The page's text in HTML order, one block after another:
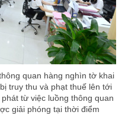
quan hàng nghìn tờ khai
truy thu và phạt thuế lên tới
từ việc luồng thông quan
giải phóng tại thời điểm